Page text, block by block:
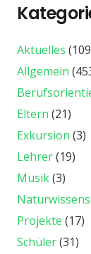
Aktuelles
Allgemein
Eltern (21)
Exkursion (3)
Lehrer(19)
Musik(3)
Projekte (17)
Schüler(31)